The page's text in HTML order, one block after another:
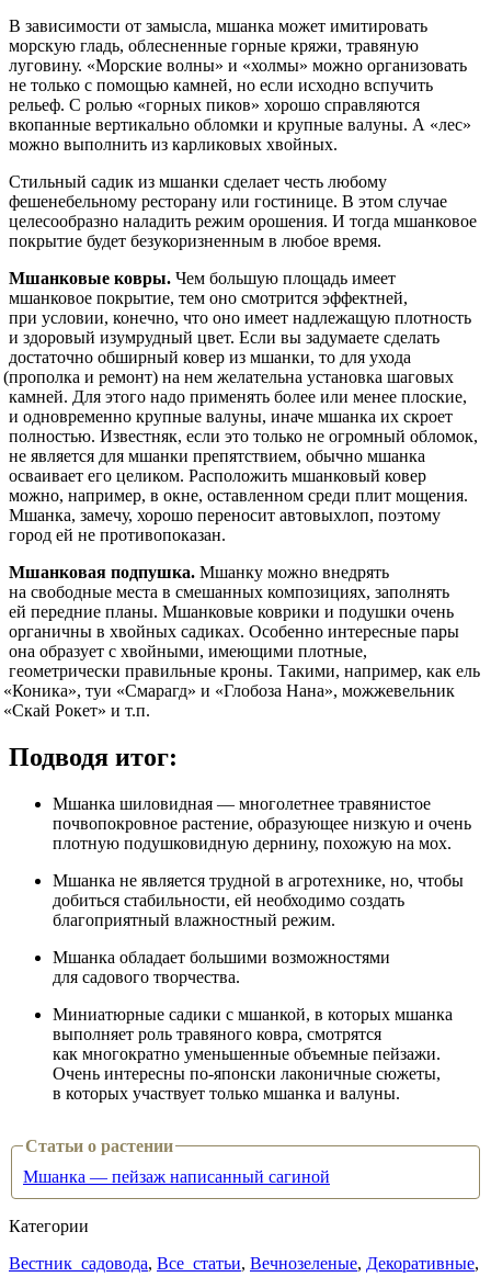
В зависимости от замысла, мшанка может имитировать
морскую гладь, облесненные горные кряжи, травяную
луговину. «Морские волны» и «холмы» можно организовать
не только с помощью камней, но если исходно вспучить
рельеф. С ролью «горных пиков» хорошо справляются
вкопанные вертикально обломки и крупные валуны. А «лес»
можно выполнить из карликовых хвойных.
Стильный садик из мшанки сделает честь любому
фешенебельному ресторану или гостинице. В этом случае
целесообразно наладить режим орошения. И тогда мшанковое
покрытие будет безукоризненным в любое время.
Мшанковые ковры. Чем большую площадь имеет
мшанковое покрытие, тем оно смотрится эффектней,
при условии, конечно, что оно имеет надлежащую плотность
и здоровый изумрудный цвет. Если вы задумаете сделать
достаточно обширный ковер из мшанки, то для ухода
(прополка и ремонт) на нем желательна установка шаговых
камней. Для этого надо применять более или менее плоские,
и одновременно крупные валуны, иначе мшанка их скроет
полностью. Известняк, если это только не огромный обломок,
не является для мшанки препятствием, обычно мшанка
осваивает его целиком. Расположить мшанковый ковер
можно, например, в окне, оставленном среди плит мощения.
Мшанка, замечу, хорошо переносит автовыхлоп, поэтому
город ей не противопоказан.
Мшанковая подпушка. Мшанку можно внедрять
на свободные места в смешанных композициях, заполнять
ей передние планы. Мшанковые коврики и подушки очень
органичны в хвойных садиках. Особенно интересные пары
она образует с хвойными, имеющими плотные,
геометрически правильные кроны. Такими, например, как ель
«Коника», туи «Смарагд» и «Глобоза Нана», можжевельник
«Скай Рокет» и т.п.
Подводя итог:
Мшанка шиловидная — многолетнее травянистое
почвопокровное растение, образующее низкую и очень
плотную подушковидную дернину, похожую на мох.
Мшанка не является трудной в агротехнике, но, чтобы
добиться стабильности, ей необходимо создать
благоприятный влажностный режим.
Мшанка обладает большими возможностями
для садового творчества.
Миниатюрные садики с мшанкой, в которых мшанка
выполняет роль травяного ковра, смотрятся
как многократно уменьшенные объемные пейзажи.
Очень интересны по-японски лаконичные сюжеты,
в которых участвует только мшанка и валуны.
Статьи о растении
Мшанка — пейзаж написанный сагиной
Категории
Вестник_садовода, Все_статьи, Вечнозеленые, Декоративные,